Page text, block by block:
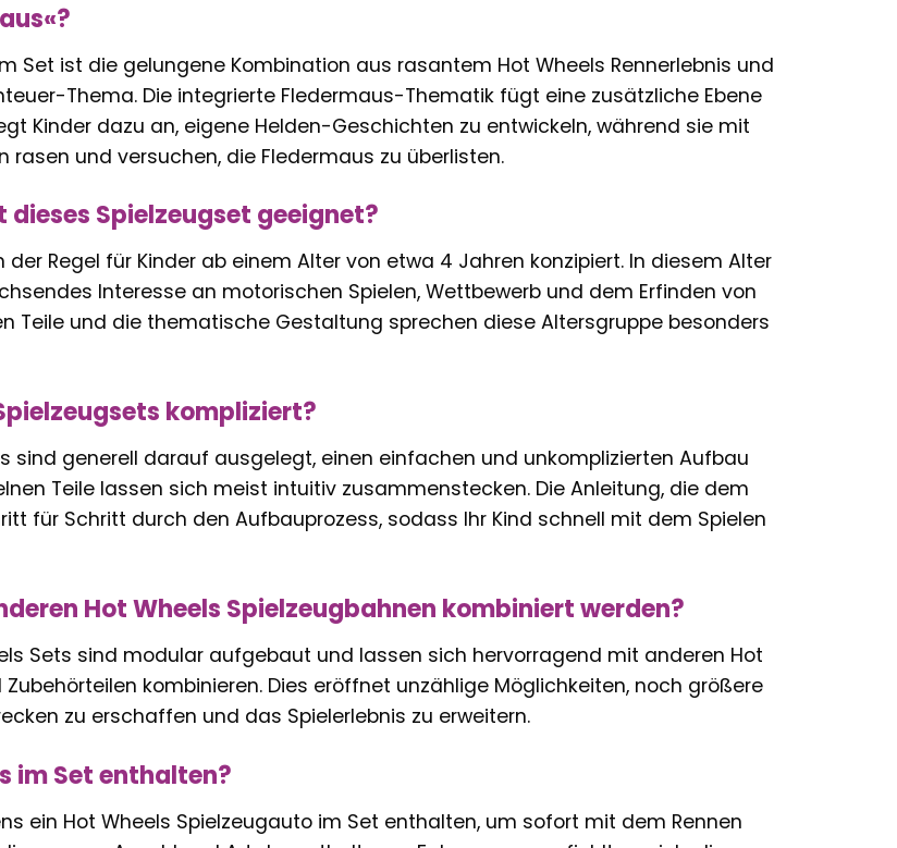
Set ist die gelungene Kombination aus rasantem Hot Wheels Rennerlebnis und
Thema. Die integrierte Fledermaus-Thematik fügt eine zusätzliche Ebene
Kinder dazu an, eigene Helden-Geschichten zu entwickeln, während sie mit
rasen und versuchen, die Fledermaus zu überlisten.
dieses Spielzeugset geeignet?
der Regel für Kinder ab einem Alter von etwa 4 Jahren konzipiert. In diesem Alter
Interesse an motorischen Spielen, Wettbewerb und dem Erfinden von
Teile und die thematische Gestaltung sprechen diese Altersgruppe besonders
kompliziert?
sind generell darauf ausgelegt, einen einfachen und unkomplizierten Aufbau
Teile lassen sich meist intuitiv zusammenstecken. Die Anleitung, die dem
für Schritt durch den Aufbauprozess, sodass Ihr Kind schnell mit dem Spielen
Hot Wheels Spielzeugbahnen kombiniert werden?
Sets sind modular aufgebaut und lassen sich hervorragend mit anderen Hot
kombinieren. Dies eröffnet unzählige Möglichkeiten, noch größere
zu erschaffen und das Spielerlebnis zu erweitern.
im Set enthalten?
ein Hot Wheels Spielzeugauto im Set enthalten, um sofort mit dem Rennen